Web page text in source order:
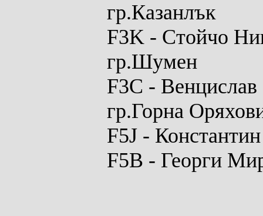
гр.Казанлък
F3K - Стойчо
гр.Шумен
F3C -
гр.Горна
F5J -
F5B - Георги